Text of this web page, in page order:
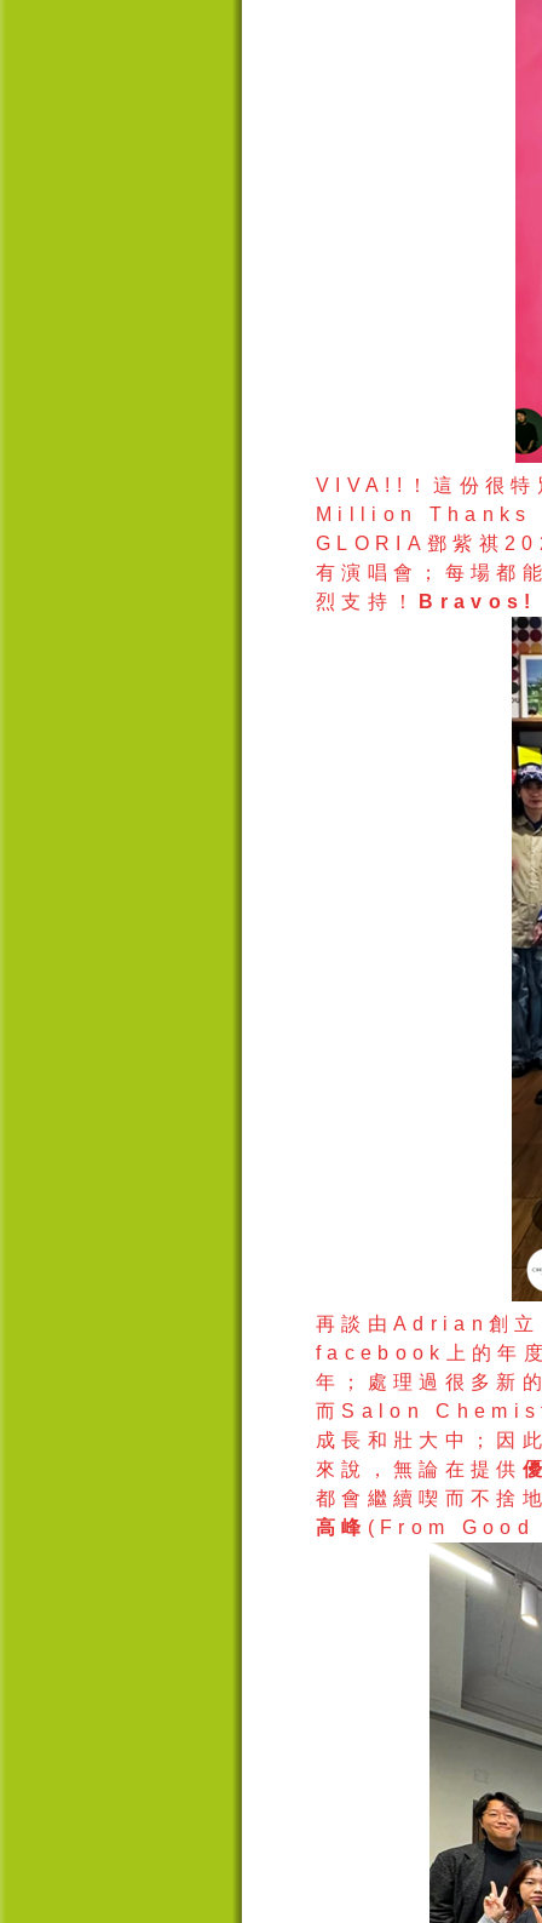
VIVA!!
！這份很
Million
GLORIA鄧紫祺
有演唱會；每場都
烈支持！
Bravos!
再談由 Adrian創
facebook
上的年
年；處理過很多新
而 Salon
成長和壯大中；因
來說，無論在提供
都會繼續 喫 而不捨
高峰 (From